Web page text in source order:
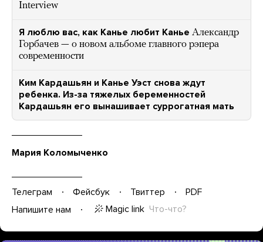
Interview
Я люблю вас, как Канье любит Канье Александр
Горбачев — о новом альбоме главного рэпера
современности
Ким Кардашьян и Канье Уэст снова ждут
ребенка. Из-за тяжелых беременностей
Кардашьян его вынашивает суррогатная мать
Мария Коломыченко
Телеграм Фейсбук Твиттер
PDF
Напишите нам
Magic link Что-что?